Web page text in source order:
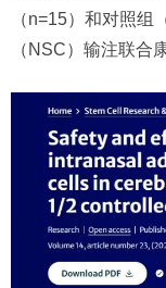
（n=15）和对照
（NSC）输注联合